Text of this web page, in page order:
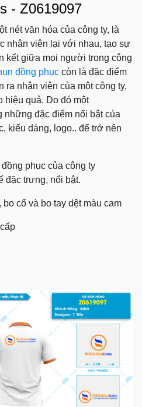
- Z0619097
nét văn hóa của công ty, là
nhân viên lại với nhau, tạo sự
kết giữa mọi người trong công
đồng phục còn là đặc điểm
ra nhân viên của một công ty,
hiệu quả. Do đó một
những đặc điểm nổi bật của
kiểu dáng, logo.. để trở nên
phục của công ty
đặc trưng, nổi bật.
, bo cổ và bo tay dệt màu cam